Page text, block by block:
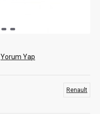
Yorum Yap
Renault